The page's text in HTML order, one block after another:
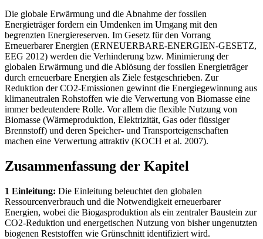
Die globale Erwärmung und die Abnahme der fossilen
Energieträger fordern ein Umdenken im Umgang mit den
begrenzten Energiereserven. Im Gesetz für den Vorrang
Erneuerbarer Energien (ERNEUERBARE-ENERGIEN-GESETZ,
EEG 2012) werden die Verhinderung bzw. Minimierung der
globalen Erwärmung und die Ablösung der fossilen Energieträger
durch erneuerbare Energien als Ziele festgeschrieben. Zur
Reduktion der CO2-Emissionen gewinnt die Energiegewinnung aus
klimaneutralen Rohstoffen wie die Verwertung von Biomasse eine
immer bedeutendere Rolle. Vor allem die flexible Nutzung von
Biomasse (Wärmeproduktion, Elektrizität, Gas oder flüssiger
Brennstoff) und deren Speicher- und Transporteigenschaften
machen eine Verwertung attraktiv (KOCH et al. 2007).
Zusammenfassung der Kapitel
1 Einleitung: Die Einleitung beleuchtet den globalen
Ressourcenverbrauch und die Notwendigkeit erneuerbarer
Energien, wobei die Biogasproduktion als ein zentraler Baustein zur
CO2-Reduktion und energetischen Nutzung von bisher ungenutzten
biogenen Reststoffen wie Grünschnitt identifiziert wird.